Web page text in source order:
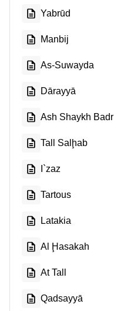
Yabrūd
Manbij
As-Suwayda
Dārayyā
Ash Shaykh Badr
Tall Salḩab
I`zaz
Tartous
Latakia
Al Ḩasakah
At Tall
Qadsayyā